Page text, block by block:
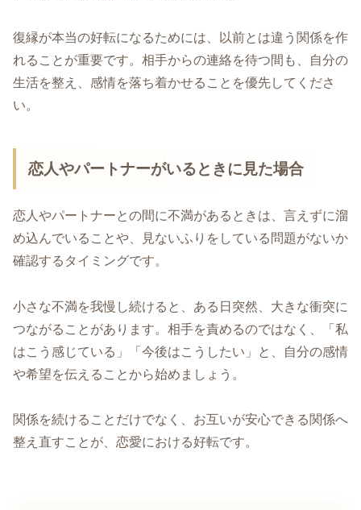
復縁が本当の好転になるためには、以前とは違う関係を作
れることが重要です。相手からの連絡を待つ間も、自分の
生活を整え、感情を落ち着かせることを優先してくださ
い。
恋人やパートナーがいるときに見た場合
恋人やパートナーとの間に不満があるときは、言えずに溜
め込んでいることや、見ないふりをしている問題がないか
確認するタイミングです。
小さな不満を我慢し続けると、ある日突然、大きな衝突に
つながることがあります。相手を責めるのではなく、「私
はこう感じている」「今後はこうしたい」と、自分の感情
や希望を伝えることから始めましょう。
関係を続けることだけでなく、お互いが安心できる関係へ
整え直すことが、恋愛における好転です。